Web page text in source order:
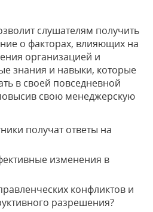
слушателям получить
о факторах, влияющих на
организацией и
знания и навыки, которые
в своей повседневной
свою менеджерскую
получат ответы на
изменения в
конфликтов и
разрешения?